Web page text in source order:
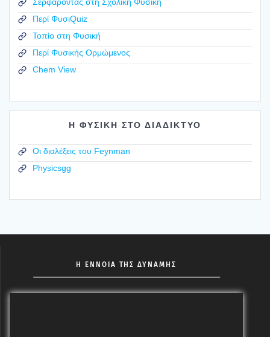
Σερφάροντας στη Σχολική Φυσική
Περί ΦυσιQuiz
Τοπίο στη Φυσική
Περί Φυσικής Ορμώμενος
Chem View
Η ΦΥΣΙΚΗ ΣΤΟ ΔΙΑΔΙΚΤΥΟ
Οι διαλέξεις του Feynman
Physicsgg
Η ΕΝΝΟΙΑ ΤΗΣ ΔΥΝΑΜΗΣ